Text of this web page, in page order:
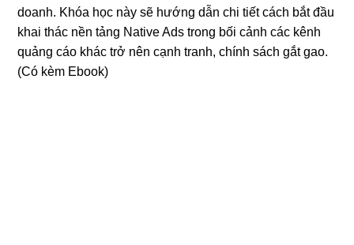
doanh. Khóa học này sẽ hướng dẫn chi tiết cách bắt đầu
khai thác nền tảng Native Ads trong bối cảnh các kênh
quảng cáo khác trở nên cạnh tranh, chính sách gắt gao.
(Có kèm Ebook)